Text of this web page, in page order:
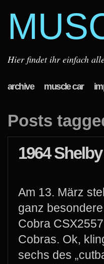
Hier findet ihr einfach
archive muscle car
Posts
1964
Am 13. März
ganz
Cobra
Cobras. Ok,
sechs des